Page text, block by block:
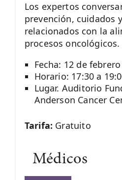
Los expertos
prevención, cuidados
relacionados con la
procesos oncológicos.
Fecha: 12 de
Horario: 17:30 a
Lugar. Auditorio
Anderson Cancer
Tarifa: Gratuito
Médicos